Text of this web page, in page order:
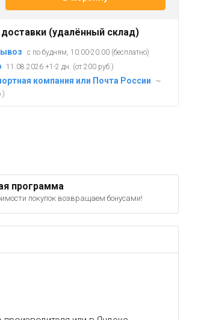
(удалённый склад)
с по будням, 10:00-20:00 (бесплатно)
11.08.2026 +1-2 дн. (от 200 руб.)
компания или Почта России
~
программа
покупок возвращаем бонусами!